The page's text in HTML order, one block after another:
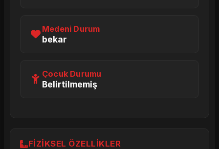
Medeni Durum
bekar
Çocuk Durumu
Belirtilmemiş
FIZIKSEL ÖZELLIKLER